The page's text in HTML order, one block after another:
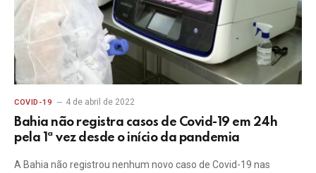
COVID-19 4 de abril de 2022
Bahia não registra casos de Covid-19 em 24h
pela 1ª vez desde o início da pandemia
A Bahia não registrou nenhum novo caso de Covid-19 nas